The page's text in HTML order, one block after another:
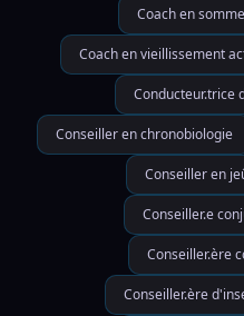
Coach en
Coach en vieillissement
Conducteur.trice
Conseiller en chronobiologie
Conseiller en
Conseiller.e
Conseiller.ère
Conseiller.ère